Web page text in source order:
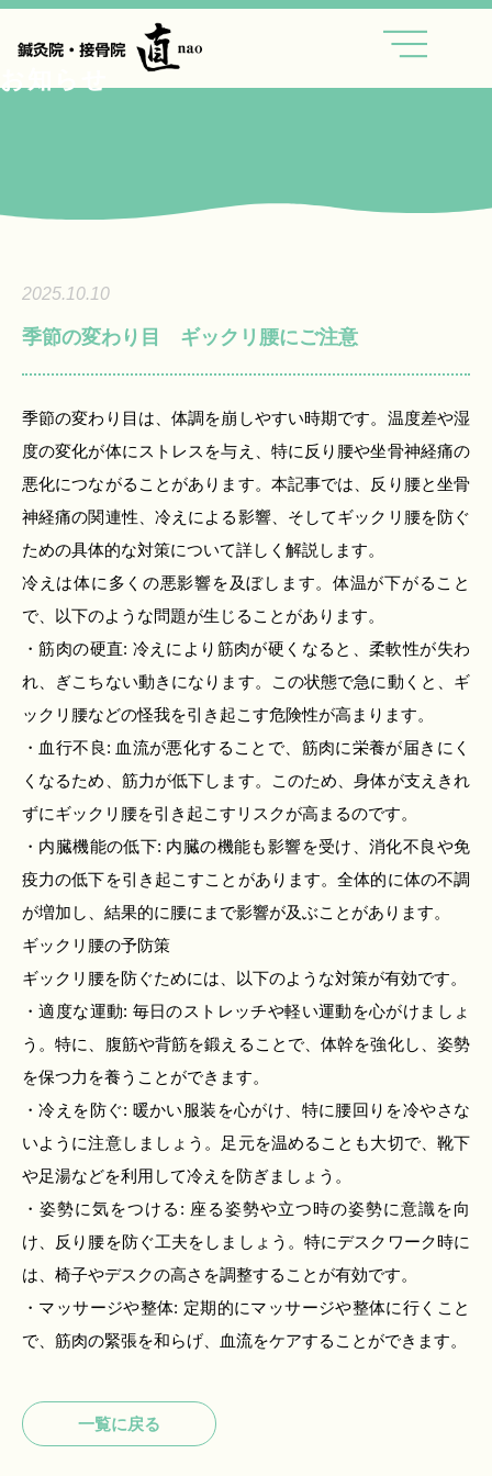
内
2025.10.10
季節の変わり目 ギックリ腰にご注意
季節の変わり目は、体調を崩しやすい時期です。温度差や湿
度の変化が体にストレスを与え、特に反り腰や坐骨神経痛の
悪化につながることがあります。本記事では、反り腰と坐骨
神経痛の関連性、冷えによる影響、そしてギックリ腰を防ぐ
ための具体的な対策について詳しく解説します。
冷えは体に多くの悪影響を及ぼします。体温が下がること
で、以下のような問題が生じることがあります。
・筋肉の硬直: 冷えにより筋肉が硬くなると、柔軟性が失わ
れ、ぎこちない動きになります。この状態で急に動くと、ギ
ックリ腰などの怪我を引き起こす危険性が高まります。
・血行不良: 血流が悪化することで、筋肉に栄養が届きにく
くなるため、筋力が低下します。このため、身体が支えきれ
ずにギックリ腰を引き起こすリスクが高まるのです。
・内臓機能の低下: 内臓の機能も影響を受け、消化不良や免
疫力の低下を引き起こすことがあります。全体的に体の不調
が増加し、結果的に腰にまで影響が及ぶことがあります。
ギックリ腰の予防策
ギックリ腰を防ぐためには、以下のような対策が有効です。
・適度な運動: 毎日のストレッチや軽い運動を心がけましょ
う。特に、腹筋や背筋を鍛えることで、体幹を強化し、姿勢
を保つ力を養うことができます。
・冷えを防ぐ: 暖かい服装を心がけ、特に腰回りを冷やさな
いように注意しましょう。足元を温めることも大切で、靴下
や足湯などを利用して冷えを防ぎましょう。
・姿勢に気をつける: 座る姿勢や立つ時の姿勢に意識を向
け、反り腰を防ぐ工夫をしましょう。特にデスクワーク時に
は、椅子やデスクの高さを調整することが有効です。
・マッサージや整体: 定期的にマッサージや整体に行くこと
で、筋肉の緊張を和らげ、血流をケアすることができます。
一覧に戻る